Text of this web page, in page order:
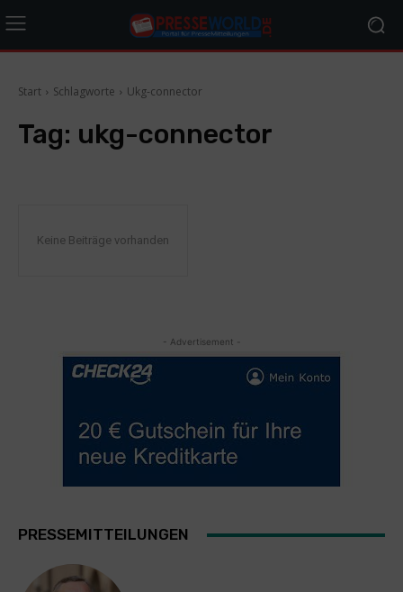
Start Schlagworte Ukg-connector
Tag: ukg-connector
Keine Beiträge vorhanden
- Advertisement -
PRESSEMITTEILUNGEN